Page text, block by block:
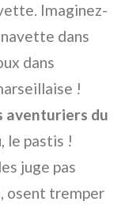
Imaginez-
dans
dans
!
aventuriers du
le pastis !
juge pas
osent tremper